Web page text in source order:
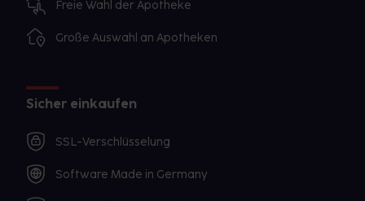
Freie Wahl der Apotheke
Große Auswahl an Apotheken
Sicher einkaufen
SSL-Verschlüsselung
Software Made in Germany